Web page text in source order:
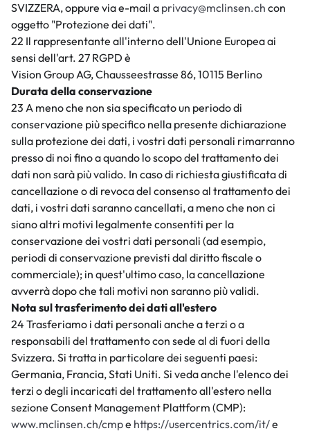
SVIZZERA, oppure via e-mail a privacy@mclinsen.ch con
oggetto "Protezione dei dati".
22 Il rappresentante all'interno dell'Unione Europea ai
sensi dell'art. 27 RGPD è
Vision Group AG, Chausseestrasse 86, 10115 Berlino
Durata della conservazione
23 A meno che non sia specificato un periodo di
conservazione più specifico nella presente dichiarazione
sulla protezione dei dati, i vostri dati personali rimarranno
presso di noi fino a quando lo scopo del trattamento dei
dati non sarà più valido. In caso di richiesta giustificata di
cancellazione o di revoca del consenso al trattamento dei
dati, i vostri dati saranno cancellati, a meno che non ci
siano altri motivi legalmente consentiti per la
conservazione dei vostri dati personali (ad esempio,
periodi di conservazione previsti dal diritto fiscale o
commerciale); in quest'ultimo caso, la cancellazione
avverrà dopo che tali motivi non saranno più validi.
Nota sul trasferimento dei dati all'estero
24 Trasferiamo i dati personali anche a terzi o a
responsabili del trattamento con sede al di fuori della
Svizzera. Si tratta in particolare dei seguenti paesi:
Germania, Francia, Stati Uniti. Si veda anche l'elenco dei
terzi o degli incaricati del trattamento all'estero nella
sezione Consent Management Plattform (CMP):
www.mclinsen.ch/cmpe https://usercentrics.com/it/e